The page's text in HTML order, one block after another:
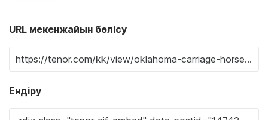
URL мекенжайын бөлісу
Ендіру